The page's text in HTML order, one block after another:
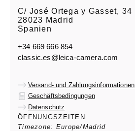
C/ José Ortega y Gasset, 34
28023 Madrid
Spanien
+34 669 666 854
classic.es@leica-camera.com
Versand- und Zahlungsinformationen
Geschäftsbedingungen
Datenschutz
ÖFFNUNGSZEITEN
Timezone: Europe/Madrid